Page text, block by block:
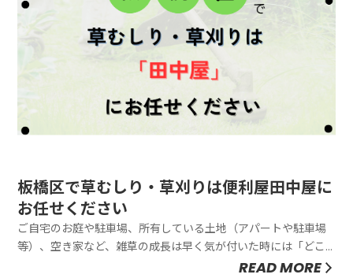
板橋区で草むしり・草刈りは便利屋田中屋に
お任せください
ご自宅のお庭や駐車場、所有している土地（アパートや駐車場
等）、空き家など、雑草の成長は早く気が付いた時には「どこ
から手をつけていいのかわからない」程になっていることもあ
READ MORE